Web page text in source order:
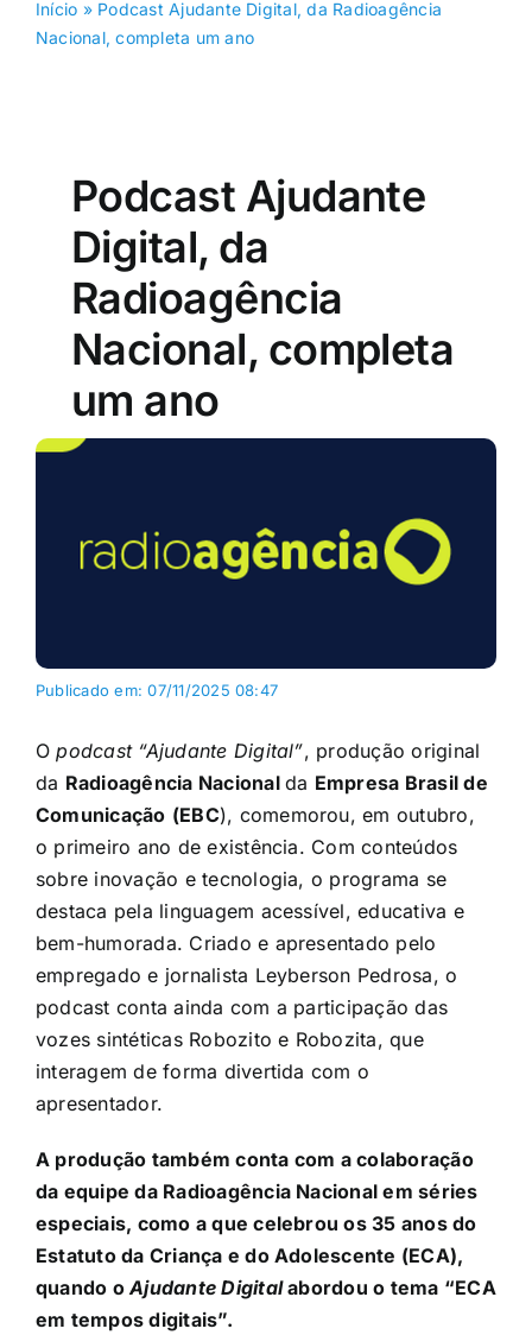
Início » Podcast Ajudante Digital, da Radioagência
Nacional, completa um ano
Podcast Ajudante
Digital, da
Radioagência
Nacional, completa
um ano
Publicado em: 07/11/2025 08:47
Opodcast “Ajudante Digital”, produção original
da Radioagência Nacional da Empresa Brasil de
Comunicação (EBC), comemorou, em outubro,
o primeiro ano de existência. Com conteúdos
sobre inovação e tecnologia, o programa se
destaca pela linguagem acessível, educativa e
bem-humorada. Criado e apresentado pelo
empregado e jornalista Leyberson Pedrosa, o
podcast conta ainda com a participação das
vozes sintéticas Robozito e Robozita, que
interagem de forma divertida com o
apresentador.
A produção também conta com a colaboração
da equipe da Radioagência Nacional em séries
especiais, como a que celebrou os 35 anos do
Estatuto da Criança e do Adolescente (ECA),
quando oAjudante Digitalabordou o tema “ECA
em tempos digitais”.